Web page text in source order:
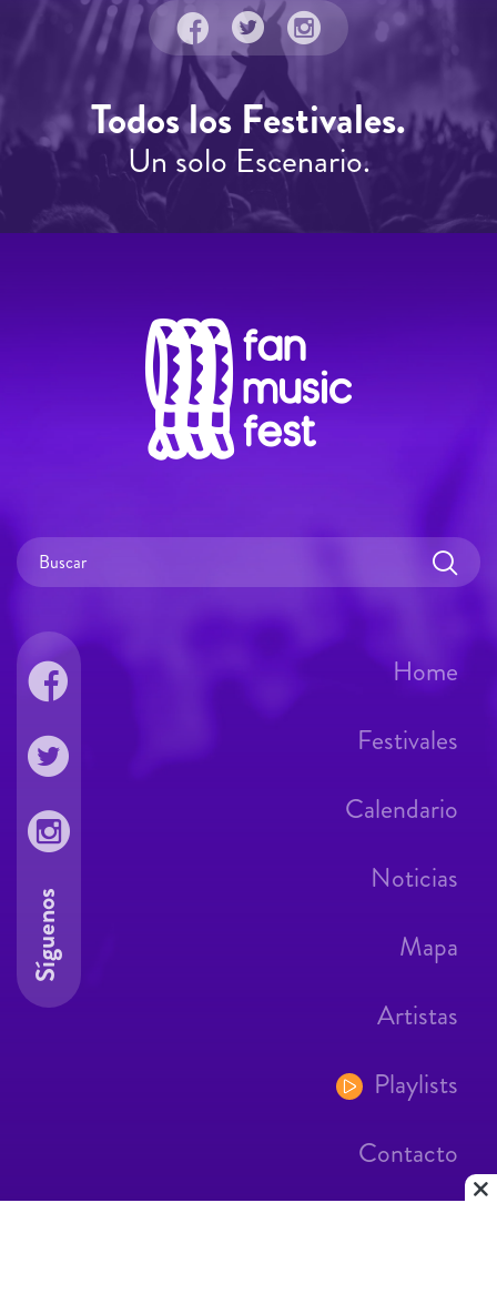
Todos los Festivales.
Un solo Escenario.
Home
Festivales
Calendario
Noticias
Mapa
Artistas
Playlists
Contacto
Síguenos